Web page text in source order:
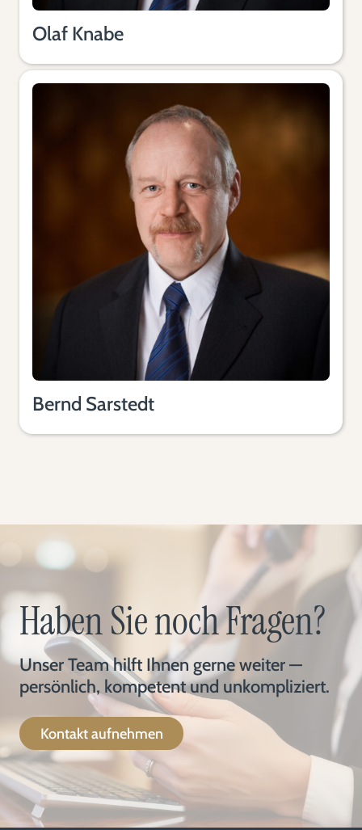
Olaf Knabe
Bernd Sarstedt
Haben Sie noch Fragen?
Unser Team hilft Ihnen gerne weiter —
persönlich, kompetent und unkompliziert.
Kontakt aufnehmen